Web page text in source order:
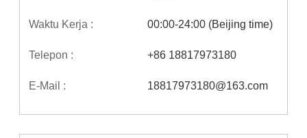
Waktu Kerja : 00:00-24:00 (Beijing time)
Telepon : +86 18817973180
E-Mail : 18817973180@163.com